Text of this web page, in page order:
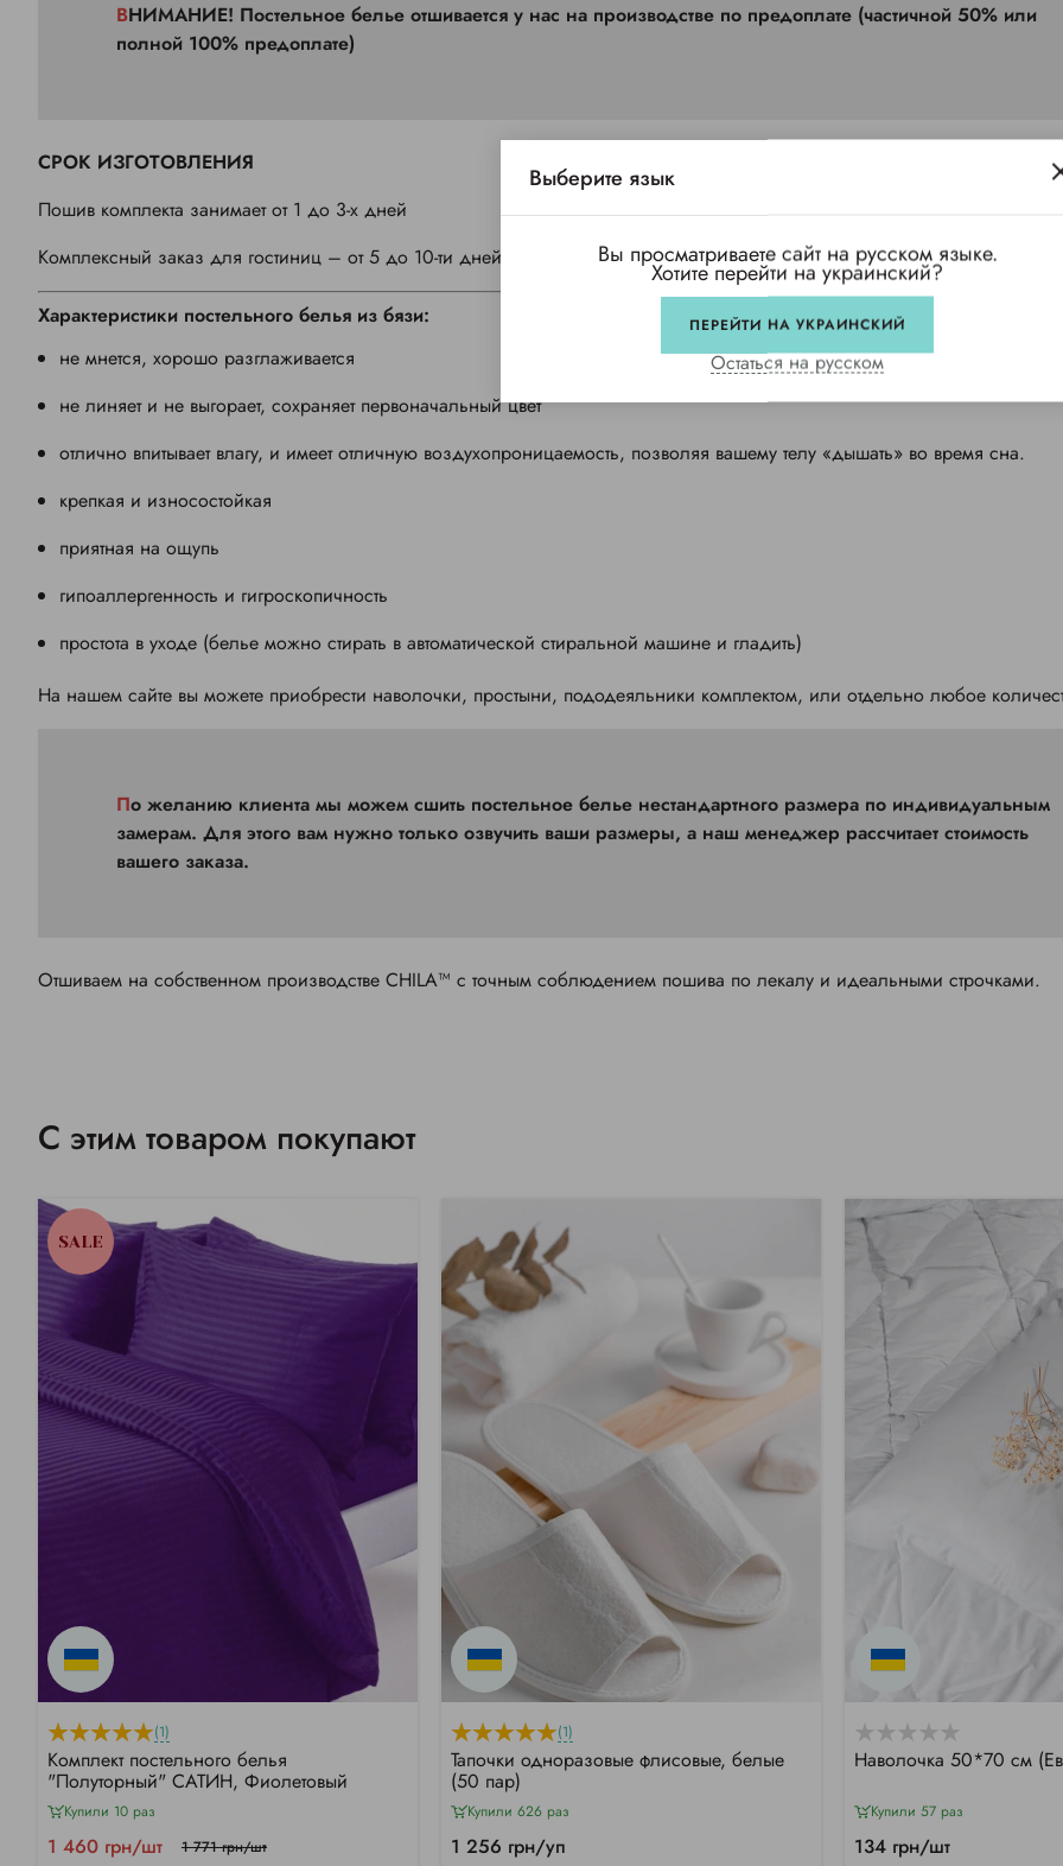
ВНИМАНИЕ! Постельное белье отшивается у нас на производстве по предоплате (частичной 50% или
полной 100% предоплате)
СРОК ИЗГОТОВЛЕНИЯ
Пошив комплекта занимает от 1 до 3-х дней
Комплексный заказ для гостиниц – от 5 до 10-ти дней (в зависимости от загруженности производства)
Характеристики постельного белья из бязи:
не мнется, хорошо разглаживается
не линяет и не выгорает, сохраняет первоначальный цвет
отлично впитывает влагу, и имеет отличную воздухопроницаемость, позволяя вашему телу «дышать» во время сна.
крепкая и износостойкая
приятная на ощупь
гипоаллергенность и гигроскопичность
простота в уходе (белье можно стирать в автоматической стиральной машине и гладить)
На нашем сайте вы можете приобрести наволочки, простыни, пододеяльники комплектом, или отдельно любое
По желанию клиента мы можем сшить постельное белье нестандартного размера по индивидуальным
замерам. Для этого вам нужно только озвучить ваши размеры, а наш менеджер рассчитает стоимость
вашего заказа.
Отшиваем на собственном производстве CHILA™ с точным соблюдением пошива по лекалу и идеальными строчками.
С этим товаром покупают
SALE
(1)
Комплект постельного белья
"Полуторный" САТИН, Фиолетовый
Купили 10 раз
1 460 грн/шт 1 771 грн/шт
(1)
Тапочки одноразовые флисовые, белые
(50 пар)
Купили 626 раз
1 256 грн/уп
Наволочка 50*70 см
Купили 57 раз
134 грн/шт
Выберите язык
Вы просматриваете сайт на русском языке.
Хотите перейти на украинский?
ПЕРЕЙТИ НА УКРАИНСКИЙ
Остаться на русском